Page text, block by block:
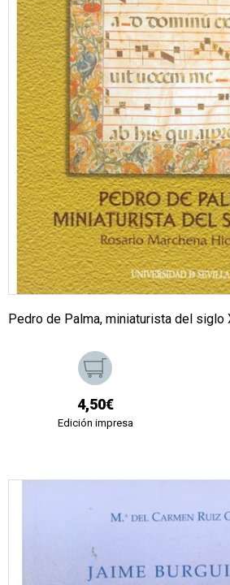
Pedro de Palma, miniaturista del siglo
4,50€
Edición impresa